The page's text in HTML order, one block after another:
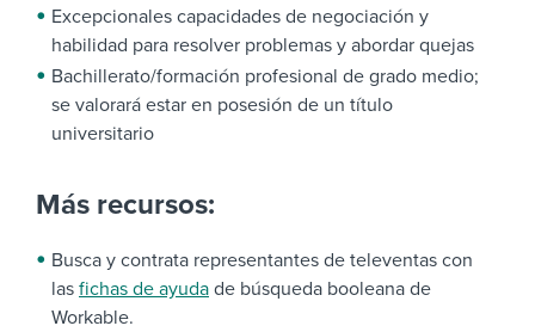
Excepcionales capacidades de negociación y
habilidad para resolver problemas y abordar quejas
Bachillerato/formación profesional de grado medio;
se valorará estar en posesión de un título
universitario
Más recursos:
Busca y contrata representantes de televentas con
las fichas de ayuda de búsqueda booleana de
Workable.